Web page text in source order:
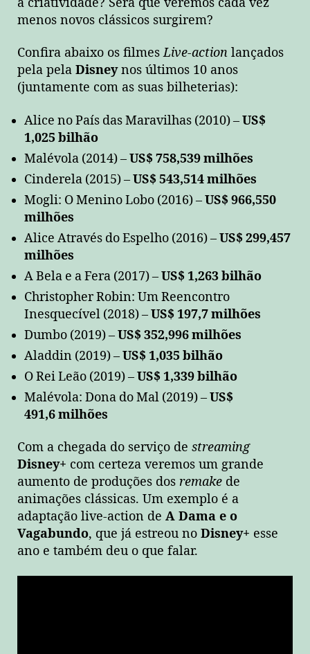
menos novos clássicos surgirem?
Confira abaixo os filmesLive-action lançados
pela pela Disneynos últimos 10 anos
(juntamente com as suas bilheterias):
Alice no País das Maravilhas (2010) –US$
1,025 bilhão
Malévola (2014) –US$ 758,539 milhões
Cinderela (2015) –US$ 543,514 milhões
Mogli: O Menino Lobo (2016) –US$ 966,550
milhões
Alice Através do Espelho (2016) –US$ 299,457
milhões
A Bela e a Fera (2017) –US$ 1,263 bilhão
Christopher Robin: Um Reencontro
Inesquecível (2018) –US$ 197,7 milhões
Dumbo (2019) –US$ 352,996 milhões
Aladdin (2019) –US$ 1,035 bilhão
O Rei Leão (2019) –US$ 1,339 bilhão
Malévola: Dona do Mal (2019) –US$
491,6 milhões
Com a chegada do serviço de streaming
Disney+ com certeza veremos um grande
aumento de produções dos remake de
animações clássicas. Um exemplo é a
adaptação live-action de A Dama e o
Vagabundo, que já estreou no Disney+ esse
ano e também deu o que falar.